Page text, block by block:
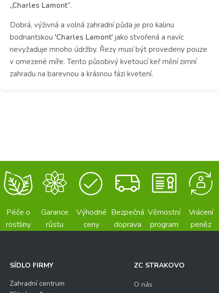
„Charles Lamont“.
Dobrá, výživná a volná zahradní půda je pro kalinu
bodnantskou 'Charles Lamont' jako stvořená a navíc
nevyžaduje mnoho údržby. Řezy musí být provedeny pouze
v omezené míře. Tento působivý kvetoucí keř mění zimní
zahradu na barevnou a krásnou fázi kvetení.
Péče o
rostliny
Garance
růstu
Výhodné
ceny
Bezpečná
doprava
Věrnostní
program
Vrácení
peněz
SÍDLO FIRMY
Zahradní centrum
ZC STRAKOVO
O nás